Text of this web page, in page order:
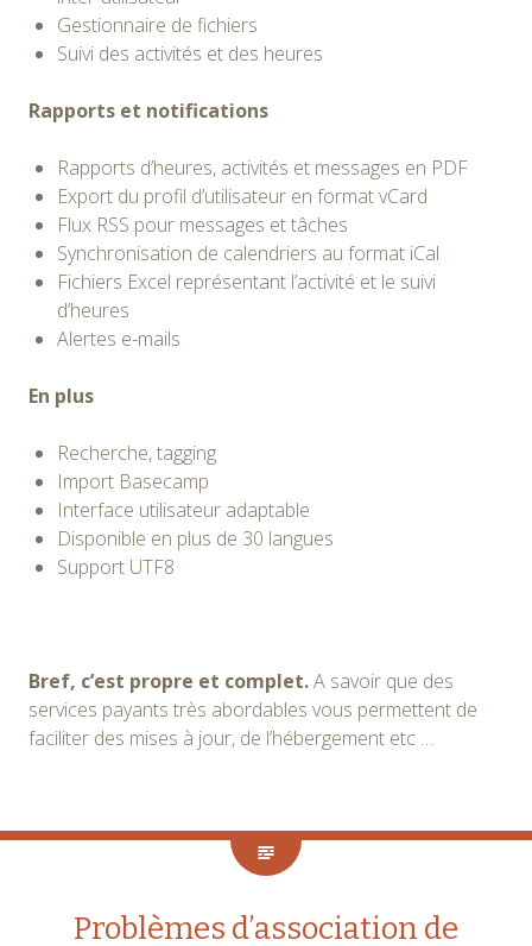
Gestionnaire de fichiers
Suivi des activités et des heures
Rapports et notifications
Rapports d’heures, activités et messages en PDF
Export du profil d’utilisateur en format vCard
Flux RSS pour messages et tâches
Synchronisation de calendriers au format iCal
Fichiers Excel représentant l’activité et le suivi
d’heures
Alertes e-mails
En plus
Recherche, tagging
Import Basecamp
Interface utilisateur adaptable
Disponible en plus de 30 langues
Support UTF8
Bref, c’est propre et complet.A savoir que des
services payants très abordables vous permettent de
faciliter des mises à jour, de l’hébergement etc …
Problèmes d’association de